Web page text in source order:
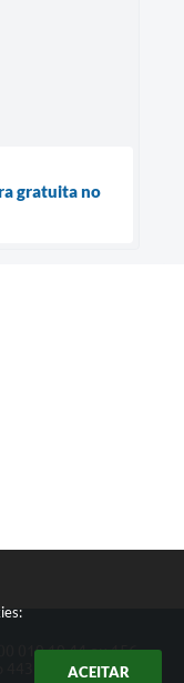
ACEITAR
gratuita no
019 19 44 ou 156
4433-0123